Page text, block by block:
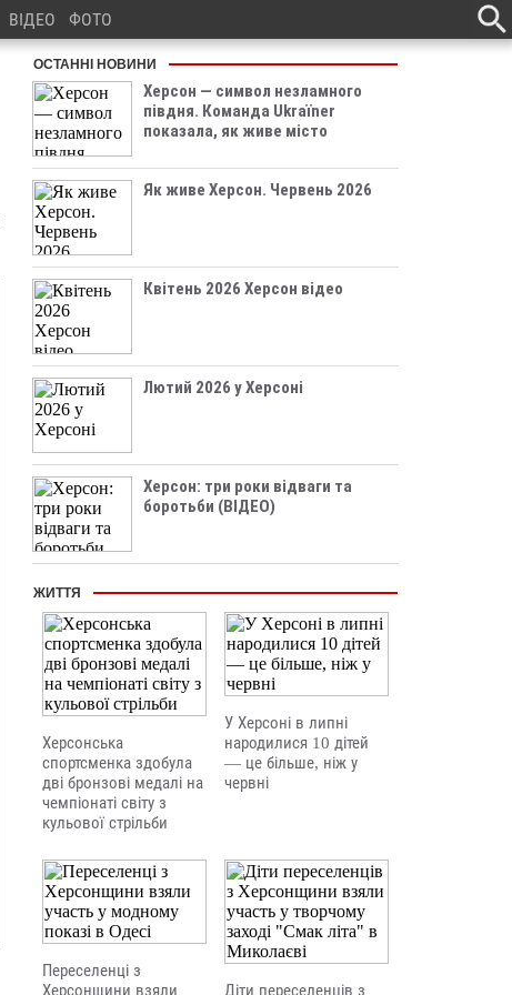
ВІДЕО ФОТО
ОСТАННІ НОВИНИ
Херсон — символ незламного
півдня. Команда Ukraїner
показала, як живе місто
Як живе Херсон. Червень 2026
Квітень 2026 Херсон відео
Лютий 2026 у Херсоні
Херсон: три роки відваги та
боротьби (ВІДЕО)
ЖИТТЯ
Херсонська
спортсменка здобула
дві бронзові медалі на
чемпіонаті світу з
кульової стрільби
У Херсоні в липні
народилися 10 дітей
— це більше, ніж у
червні
Переселенці з
Херсонщини взяли
Діти переселенців з